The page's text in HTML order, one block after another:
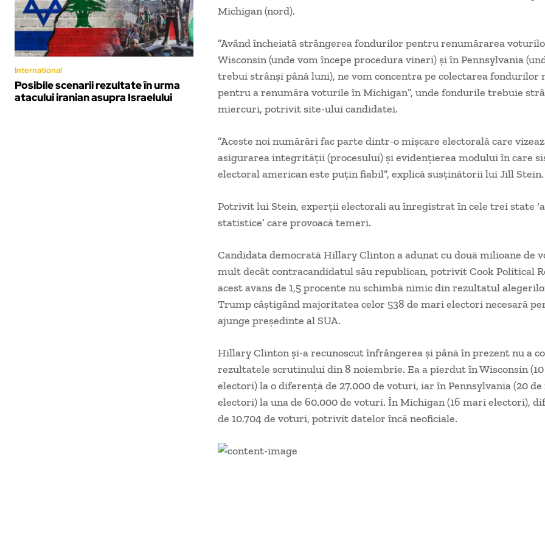
International
Posibile scenarii rezultate în urma
atacului iranian asupra Israelului
Michigan (nord).
”Având încheiată strângerea fondurilor pentru renumărarea
Wisconsin (unde vom începe procedura vineri) şi în Pennsylvania
trebui strânşi până luni), ne vom concentra pe colectarea fondurilor
pentru a renumăra voturile în Michigan”, unde fondurile trebuie
miercuri, potrivit site-ului candidatei.
”Aceste noi numărări fac parte dintr-o mişcare electorală care
asigurarea integrităţii (procesului) şi evidenţierea modului în care
electoral american este puţin fiabil”, explică susţinătorii lui Jill Stein.
Potrivit lui Stein, experţii electorali au înregistrat în cele trei state
statistice’ care provoacă temeri.
Candidata democrată Hillary Clinton a adunat cu două milioane de
mult decât contracandidatul său republican, potrivit Cook Political
acest avans de 1,5 procente nu schimbă nimic din rezultatul
Trump câştigând majoritatea celor 538 de mari electori necesară
ajunge preşedinte al SUA.
Hillary Clinton şi-a recunoscut înfrângerea şi până în prezent nu a
rezultatele scrutinului din 8 noiembrie. Ea a pierdut în Wisconsin
electori) la o diferenţă de 27.000 de voturi, iar în Pennsylvania (20
electori) la una de 60.000 de voturi. În Michigan (16 mari electori),
de 10.704 de voturi, potrivit datelor încă neoficiale.